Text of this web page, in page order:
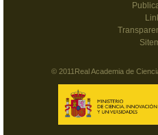
© 2011Real Academia de